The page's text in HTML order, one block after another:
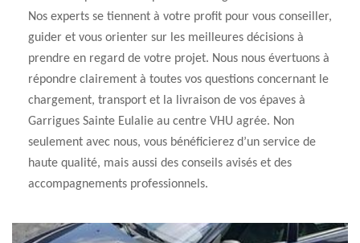
Nos experts se tiennent à votre profit pour vous conseiller,
guider et vous orienter sur les meilleures décisions à
prendre en regard de votre projet. Nous nous évertuons à
répondre clairement à toutes vos questions concernant le
chargement, transport et la livraison de vos épaves à
Garrigues Sainte Eulalie au centre VHU agrée. Non
seulement avec nous, vous bénéficierez d’un service de
haute qualité, mais aussi des conseils avisés et des
accompagnements professionnels.